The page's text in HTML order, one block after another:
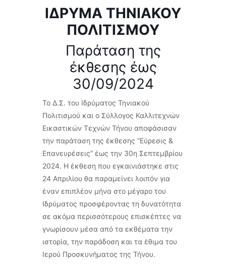
ΙΔΡΥΜΑ ΤΗΝΙΑΚΟΥ
ΠΟΛΙΤΙΣΜΟΥ
Παράταση της
έκθεσης έως
30/09/2024
Το Δ.Σ. του Ιδρύματος Τηνιακού
Πολιτισμού και ο Σύλλογος Καλλιτεχνών
Εικαστικών Τεχνών Τήνου αποφάσισαν
την παράταση της έκθεσης “Εύρεσις &
Επανευρέσεις” έως την 30η Σεπτεμβρίου
2024. Η έκθεση που εγκαινιάστηκε στις
24 Απριλίου θα παραμείνει λοιπόν για
έναν επιπλέον μήνα στο μέγαρο του
Ιδρύματος προσφέροντας τη δυνατότητα
σε ακόμα περισσότερους επισκέπτες να
γνωρίσουν μέσα από τα εκθέματα την
ιστορία, την παράδοση και τα έθιμα του
Ιερού Προσκυνήματος της Τήνου.